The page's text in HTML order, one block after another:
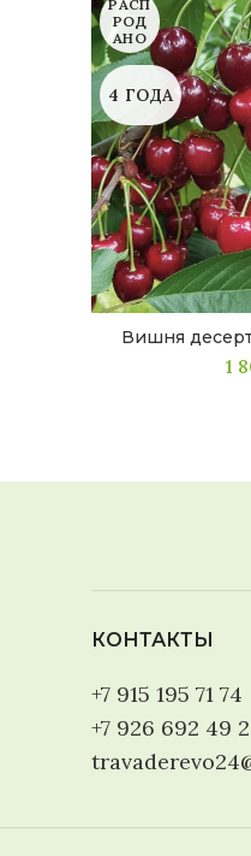
РАСП
РОД
АНО
4 ГОДА
Вишня
1
КОНТАКТЫ
+7 915 195 71 74
+7 926 692 49